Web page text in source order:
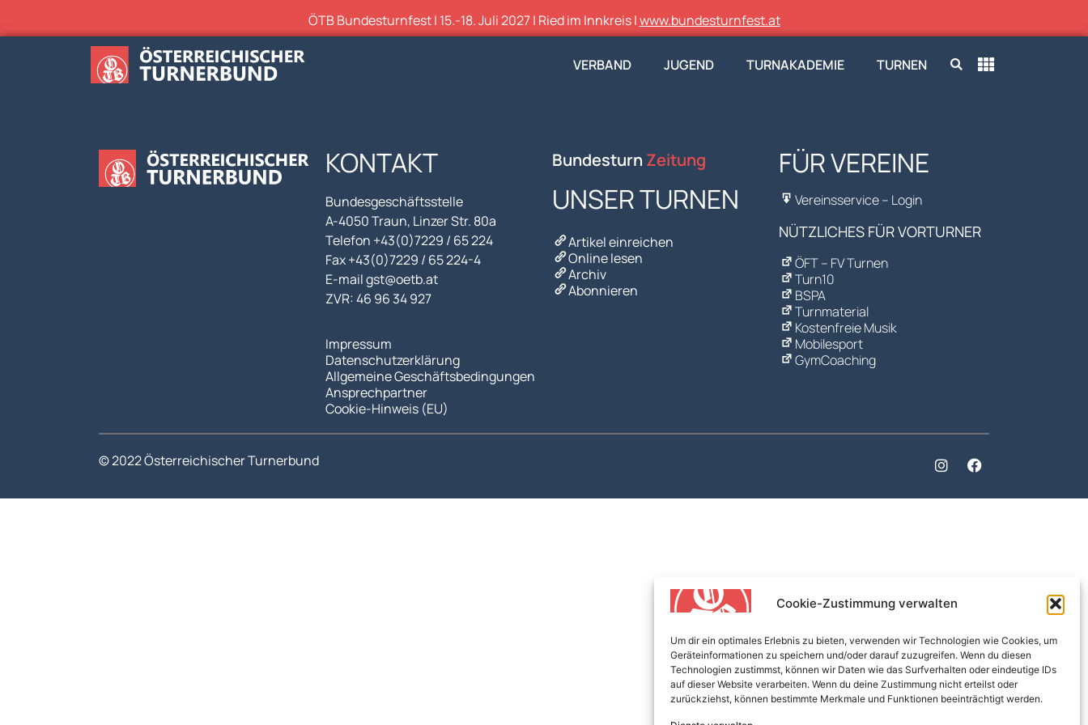
Cookie-Zustimmung verwalten
Um dir ein optimales Erlebnis zu bieten, verwenden wir Technologien wie Cookies, um
Geräteinformationen zu speichern und/oder darauf zuzugreifen. Wenn du diesen
Technologien zustimmst, können wir Daten wie das Surfverhalten oder eindeutige IDs
auf dieser Website verarbeiten. Wenn du deine Zustimmung nicht erteilst oder
zurückziehst, können bestimmte Merkmale und Funktionen beeinträchtigt werden.
ÖTB Bundesturnfest | 15.-18. Juli 2027 | Ried im Innkreis |www.bundesturnfest.at
VERBAND JUGEND TURNAKADEMIE TURNEN
KONTAKT
Bundesgeschäftsstelle
A-4050 Traun, Linzer Str. 80a
Telefon +43(0)7229 / 65 224
Fax +43(0)7229 / 65 224-4
E-mail gst@oetb.at
ZVR: 46 96 34 927
Impressum
Datenschutzerklärung
Allgemeine Geschäftsbedingungen
Ansprechpartner
Cookie-Hinweis (EU)
Bundesturn Zeitung
UNSER TURNEN
Artikel einreichen
Online lesen
Archiv
Abonnieren
FÜR VEREINE
Vereinsservice – Login
NÜTZLICHES FÜR VORTURNER
ÖFT – FV Turnen
Turn10
BSPA
Turnmaterial
Kostenfreie Musik
Mobilesport
GymCoaching
© 2022 Österreichischer Turnerbund